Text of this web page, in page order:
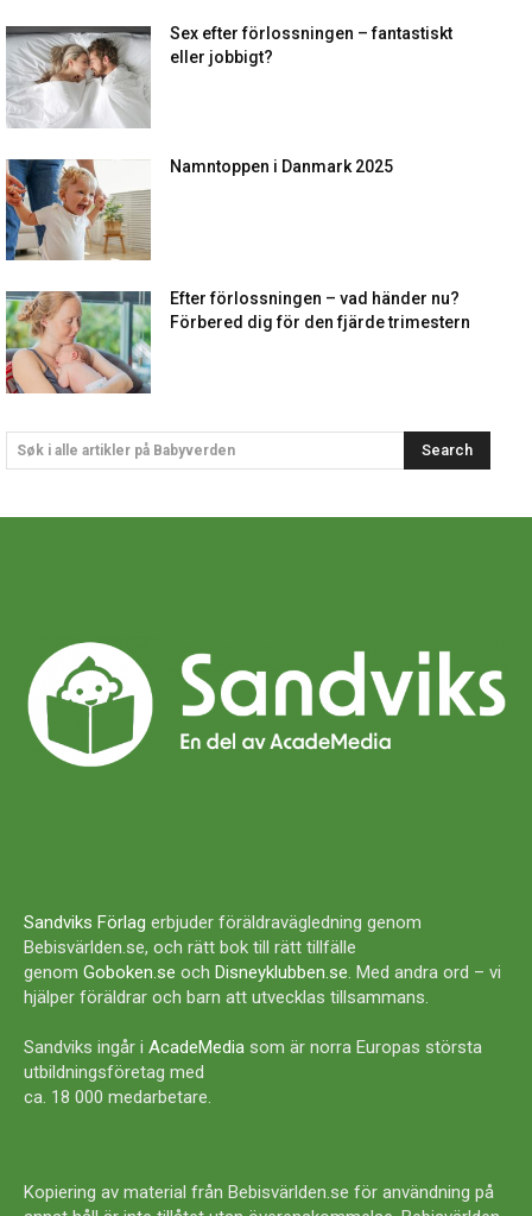
Sex efter förlossningen – fantastiskt
eller jobbigt?
Namntoppen i Danmark 2025
Efter förlossningen – vad händer nu?
Förbered dig för den fjärde trimestern
Søk i alle artikler på Babyverden Search
Sandviks Förlag erbjuder föräldravägledning genom
Bebisvärlden.se, och rätt bok till rätt tillfälle
genom Goboken.se och Disneyklubben.se. Med andra ord – vi
hjälper föräldrar och barn att utvecklas tillsammans.
Sandviks ingår i AcadeMedia som är norra Europas största
utbildningsföretag med
ca. 18 000 medarbetare.
Kopiering av material från Bebisvärlden.se för användning på